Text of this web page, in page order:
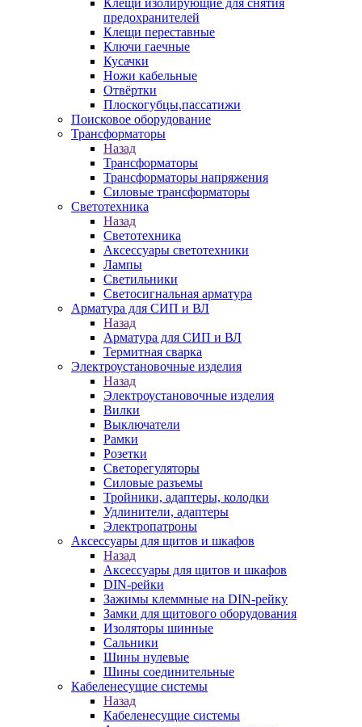
Клещи изолирующие для снятия
предохранителей
Клещи переставные
Ключи гаечные
Кусачки
Ножи кабельные
Отвёртки
Плоскогубцы,пассатижи
Поисковое оборудование
Трансформаторы
Назад
Трансформаторы
Трансформаторы напряжения
Силовые трансформаторы
Светотехника
Назад
Светотехника
Аксессуары светотехники
Лампы
Светильники
Светосигнальная арматура
Арматура для СИП и ВЛ
Назад
Арматура для СИП и ВЛ
Термитная сварка
Электроустановочные изделия
Назад
Электроустановочные изделия
Вилки
Выключатели
Рамки
Розетки
Светорегуляторы
Силовые разъемы
Тройники, адаптеры, колодки
Удлинители, адаптеры
Электропатроны
Аксессуары для щитов и шкафов
Назад
Аксессуары для щитов и шкафов
DIN-рейки
Зажимы клеммные на DIN-рейку
Замки для щитового оборудования
Изоляторы шинные
Сальники
Шины нулевые
Шины соединительные
Кабеленесущие системы
Назад
Кабеленесущие системы